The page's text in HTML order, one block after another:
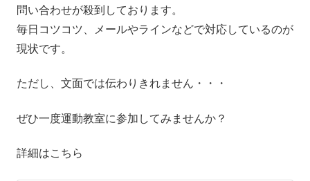
問い合わせが殺到しております。
毎日コツコツ、メールやラインなどで対応しているのが
現状です。
ただし、文面では伝わりきれません・・・
ぜひ一度運動教室に参加してみませんか？
詳細はこちら